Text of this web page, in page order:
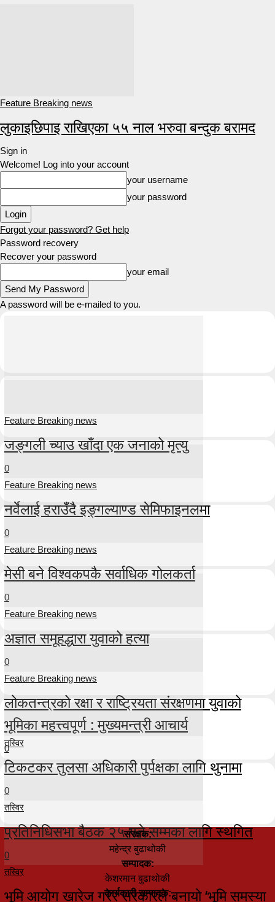
Feature Breaking news
लुकाइछिपाइ राखिएका ५५ नाल भरुवा बन्दुक बरामद
Sign in
Welcome! Log into your account
your username
your password
Forgot your password? Get help
Password recovery
Recover your password
your email
A password will be e-mailed to you.
Feature Breaking news
जङ्गली च्याउ खाँदा एक जनाको मृत्यु
0
Feature Breaking news
नर्वेलाई हराउँदै इङ्गल्याण्ड सेमिफाइनलमा
0
Feature Breaking news
मेसी बने विश्वकपकै सर्वाधिक गोलकर्ता
0
Feature Breaking news
अज्ञात समूहद्धारा युवाको हत्या
0
Feature Breaking news
लोकतन्त्रको रक्षा र राष्ट्रियता संरक्षणमा युवाको
भूमिका महत्त्वपूर्ण : मुख्यमन्त्री आचार्य
0
तस्विर
टिकटकर तुलसा अधिकारी पुर्पक्षका लागि थुनामा
0
तस्विर
प्रतिनिधिसभा बैठक २५ गते सम्मका लागि स्थगित
0
तस्विर
भूमि आयोग खारेज गरेर सरकारले बनायो ‘भूमि समस्या
संरक्षक:
महेन्द्र बुढाथोकी
सम्पादक:
केशरमान बुढाथोकी
कार्यकारी सम्पादक: